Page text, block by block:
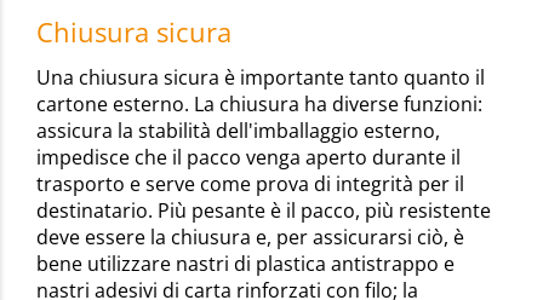
Chiusura sicura
Una chiusura sicura è importante tanto quanto il
cartone esterno. La chiusura ha diverse funzioni:
assicura la stabilità dell'imballaggio esterno,
impedisce che il pacco venga aperto durante il
trasporto e serve come prova di integrità per il
destinatario. Più pesante è il pacco, più resistente
deve essere la chiusura e, per assicurarsi ciò, è
bene utilizzare nastri di plastica antistrappo e
nastri adesivi di carta rinforzati con filo; la